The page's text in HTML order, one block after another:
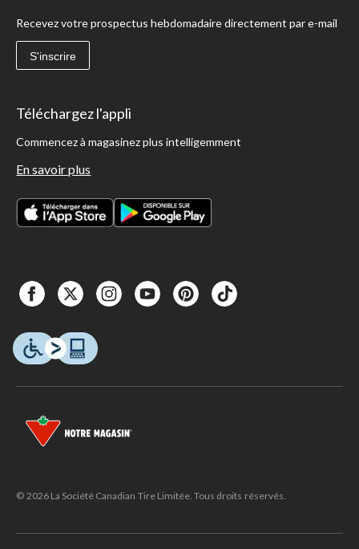
Recevez votre prospectus hebdomadaire directement par e-mail
S'inscrire
Téléchargez l'appli
Commencez à magasinez plus intelligemment
En savoir plus
© 2026 La Société Canadian Tire Limitée. Tous droits réservés.